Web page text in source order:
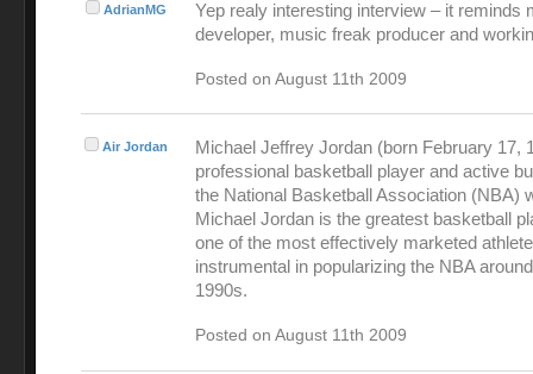
AdrianMG
Yep realy interesting interview – it reminds
developer, music freak producer and
Posted on August 11th 2009
Air Jordan
Michael Jeffrey Jordan (born February 17,
professional basketball player and active
the National Basketball Association (NBA)
Michael Jordan is the greatest basketball
one of the most effectively marketed
instrumental in popularizing the NBA
1990s.
Posted on August 11th 2009